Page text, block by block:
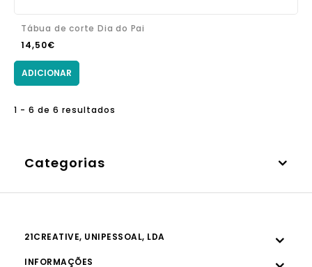
Tábua de corte Dia do Pai
14,50€
ADICIONAR
1 - 6 de 6 resultados
Categorias
21CREATIVE, UNIPESSOAL, LDA
INFORMAÇÕES